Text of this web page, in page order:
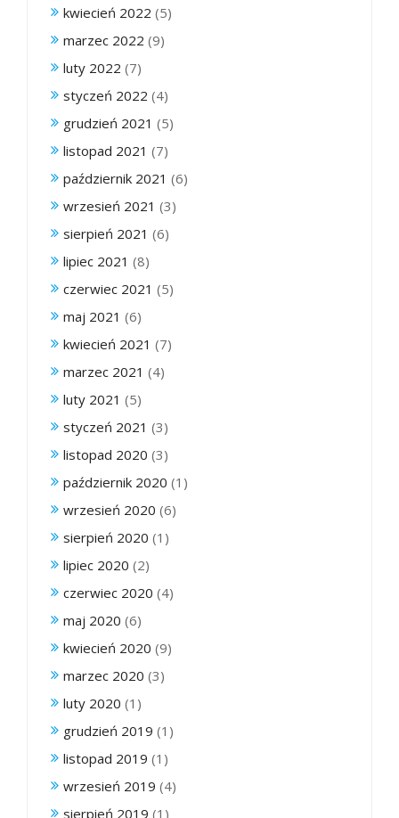
kwiecień 2022 (5)
marzec 2022 (9)
luty 2022 (7)
styczeń 2022 (4)
grudzień 2021 (5)
listopad 2021 (7)
październik 2021 (6)
wrzesień 2021 (3)
sierpień 2021 (6)
lipiec 2021 (8)
czerwiec 2021 (5)
maj 2021 (6)
kwiecień 2021 (7)
marzec 2021 (4)
luty 2021 (5)
styczeń 2021 (3)
listopad 2020 (3)
październik 2020 (1)
wrzesień 2020 (6)
sierpień 2020 (1)
lipiec 2020 (2)
czerwiec 2020 (4)
maj 2020 (6)
kwiecień 2020 (9)
marzec 2020 (3)
luty 2020 (1)
grudzień 2019 (1)
listopad 2019 (1)
wrzesień 2019 (4)
sierpień 2019 (1)